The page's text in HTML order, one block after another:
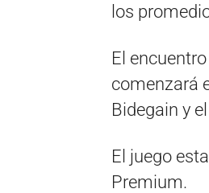
los
El
comenzará
Bidegain y
El juego
Premium.